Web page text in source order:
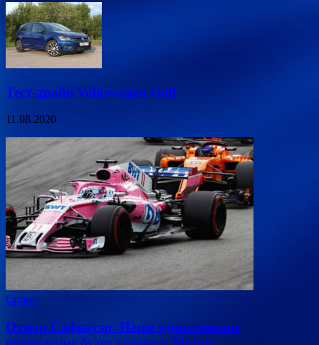
Тест-драйв Volkswagen Golf
11.08.2020
Спорт
Отмар Сафнауэр: Наше единственное